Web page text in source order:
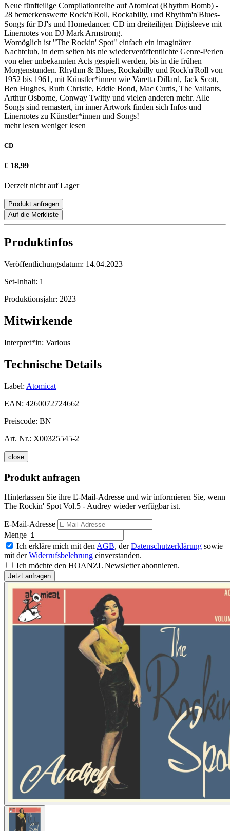
Neue fünfteilige Compilationreihe auf Atomicat (Rhythm Bomb) -
28 bemerkenswerte Rock'n'Roll, Rockabilly, und Rhythm'n'Blues-
Songs für DJ's und Homedancer. CD im dreiteiligen Digisleeve mit
Linernotes von DJ Mark Armstrong.
Womöglich ist "The Rockin' Spot" einfach ein imaginärer
Nachtclub, in dem selten bis nie wiederveröffentlichte Genre-Perlen
von eher unbekannten Acts gespielt werden, bis in die frühen
Morgenstunden. Rhythm & Blues, Rockabilly und Rock'n'Roll von
1952 bis 1961, mit Künstler*innen wie Varetta Dillard, Jack Scott,
Ben Hughes, Ruth Christie, Eddie Bond, Mac Curtis, The Valiants,
Arthur Osborne, Conway Twitty und vielen anderen mehr. Alle
Songs sind remastert, im inner Artwork finden sich Infos und
Linernotes zu Künstler*innen und Songs!
mehr lesen weniger lesen
CD
€ 18,99
Derzeit nicht auf Lager
Produkt anfragen
Auf die Merkliste
Produktinfos
Veröffentlichungsdatum: 14.04.2023
Set-Inhalt: 1
Produktionsjahr: 2023
Mitwirkende
Interpret*in: Various
Technische Details
Label: Atomicat
EAN: 4260072724662
Preiscode: BN
Art. Nr.: X00325545-2
close
Produkt anfragen
Hinterlassen Sie ihre E-Mail-Adresse und wir informieren Sie, wenn
The Rockin' Spot Vol.5 - Audrey wieder verfügbar ist.
E-Mail-Adresse
Menge
Ich erkläre mich mit den AGB, derDatenschutzerklärung sowie
mit derWiderrufsbelehrung einverstanden.
Ich möchte den HOANZL Newsletter abonnieren.